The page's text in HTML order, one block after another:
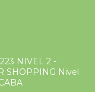
NIVEL 2 -
SHOPPING Nivel